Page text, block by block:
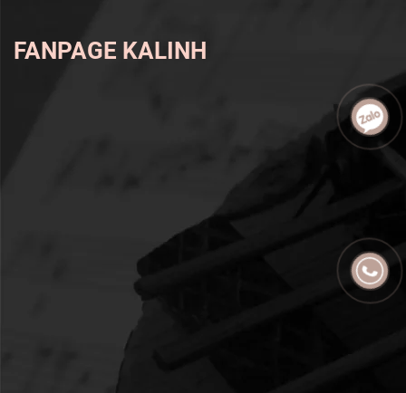
FANPAGE KALINH